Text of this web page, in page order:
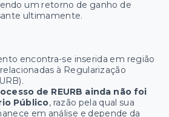
um retorno de ganho de
ultimamente.
encontra-se inserida em região
à Regularização
de REURB ainda não foi
Público, razão pela qual sua
em análise e depende da